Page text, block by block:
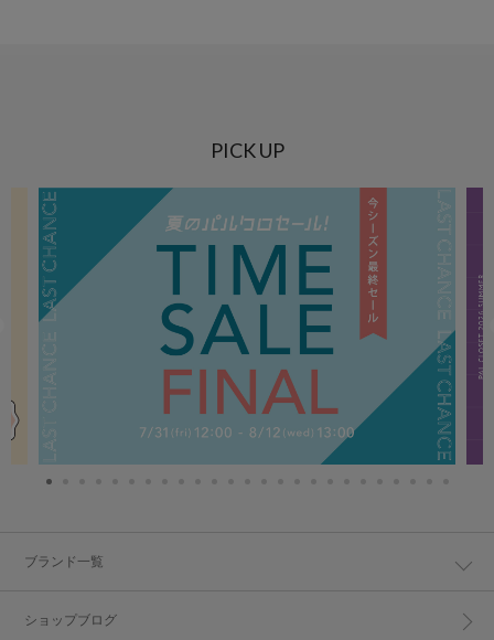
PICK UP
ブランド一覧
ショップブログ